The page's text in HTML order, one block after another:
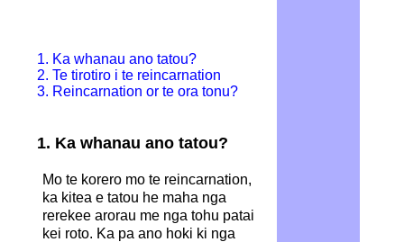
1. Ka whanau ano tatou?
2. Te tirotiro i te reincarnation
3. Reincarnation or te ora tonu?
1. Ka whanau ano tatou?
Mo te korero mo te reincarnation,
ka kitea e tatou he maha nga
rerekee arorau me nga tohu patai
kei roto. Ka pa ano hoki ki nga